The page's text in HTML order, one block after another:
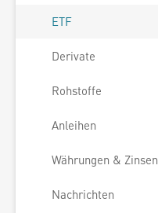
ETF
Derivate
Rohstoffe
Anleihen
Währungen & Zinsen
Nachrichten